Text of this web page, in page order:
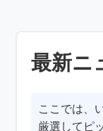
最新ニ
ここでは、
厳選してピ